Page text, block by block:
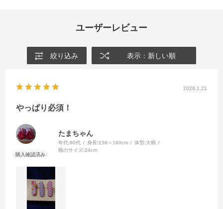
ユーザーレビュー
絞り込み 表示：新しい順
2026.1.21
やっぱり必須！
たまちゃん
年代:60代 身長:156～160cm 体型:大柄
靴のサイズ:24cm